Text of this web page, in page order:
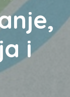
i